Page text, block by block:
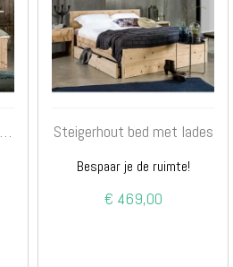
Steigerhout bed met fruitkistjes Steigerhout bed met lades
Bespaar je de ruimte!
€ 469,00